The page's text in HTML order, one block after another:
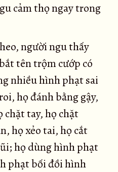
cảm thọ ngay trong
người ngu thấy
tên trộm cướp có
nhiều hình phạt sai
họ đánh bằng gậy,
chặt tay, họ chặt
họ xẻo tai, họ cắt
họ dùng hình phạt
phạt bối đồi hình